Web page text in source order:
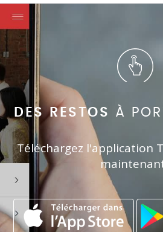
DES RESTOS À
Téléchargez l'application